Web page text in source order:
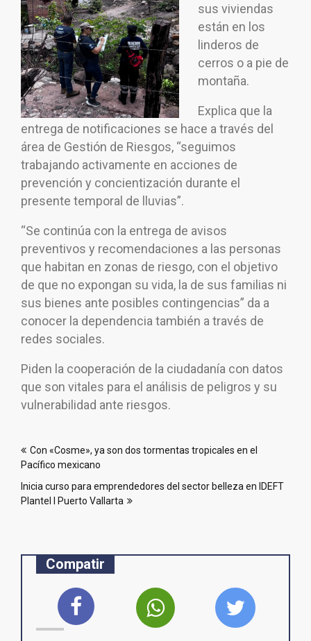
sus viviendas
están en los
linderos de
cerros o a pie de
montaña.
Explica que la
entrega de notificaciones se hace a través del
área de Gestión de Riesgos, “seguimos
trabajando activamente en acciones de
prevención y concientización durante el
presente temporal de lluvias”.
“Se continúa con la entrega de avisos
preventivos y recomendaciones a las personas
que habitan en zonas de riesgo, con el objetivo
de que no expongan su vida, la de sus familias ni
sus bienes ante posibles contingencias” da a
conocer la dependencia también a través de
redes sociales.
Piden la cooperación de la ciudadanía con datos
que son vitales para el análisis de peligros y su
vulnerabilidad ante riesgos.
de
entradas
Con «Cosme», ya son dos tormentas tropicales en el
Pacífico mexicano
Inicia curso para emprendedores del sector belleza en IDEFT
Plantel I Puerto Vallarta
Compatir